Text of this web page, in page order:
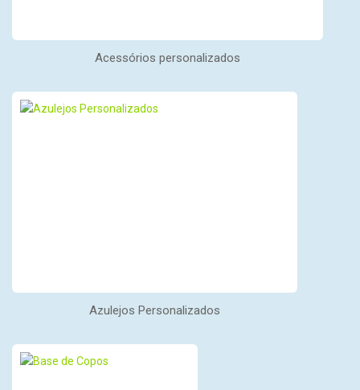
Acessórios personalizados
Azulejos Personalizados